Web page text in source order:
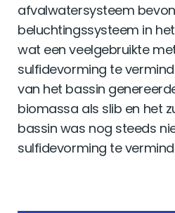
afvalwatersysteem
beluchtingssysteem in
wat een veelgebruikte
sulfidevorming te
van het bassin
biomassa als slib en het
bassin was nog steeds
sulfidevorming te